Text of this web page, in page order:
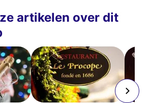
artikelen over dit